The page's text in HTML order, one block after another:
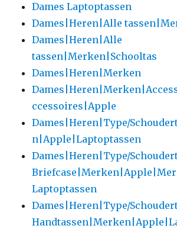
Dames Laptoptassen
Dames|Heren|Alle
Dames|Heren|Alle
tassen|Merken|Schooltas
Dames|Heren|Merken
ccessoires|Apple
Dames|Heren|Type/
n|Apple|Laptoptassen
Dames|Heren|Type/
Laptoptassen
Dames|Heren|Type/